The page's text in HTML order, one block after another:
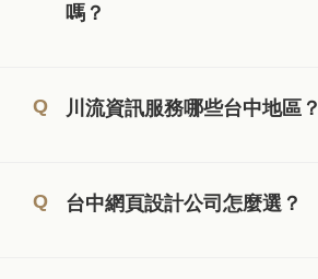
嗎？
川流資訊服務哪些台中地區？
台中網頁設計公司怎麼選？